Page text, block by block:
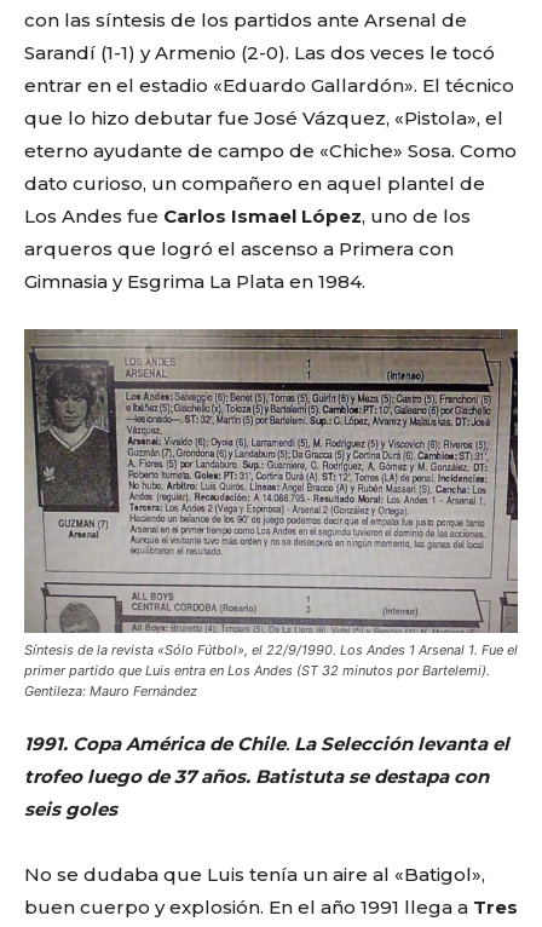
con las síntesis de los partidos ante Arsenal de
Sarandí (1-1) y Armenio (2-0). Las dos veces le tocó
entrar en el estadio «Eduardo Gallardón». El técnico
que lo hizo debutar fue José Vázquez, «Pistola», el
eterno ayudante de campo de «Chiche» Sosa. Como
dato curioso, un compañero en aquel plantel de
Los Andes fue Carlos Ismael López, uno de los
arqueros que logró el ascenso a Primera con
Gimnasia y Esgrima La Plata en 1984.
Síntesis de la revista «Sólo Fútbol», el 22/9/1990. Los Andes 1 Arsenal 1. Fue el
primer partido que Luis entra en Los Andes (ST 32 minutos por Bartelemi).
Gentileza: Mauro Fernández
1991. Copa América de Chile. La Selección levanta el
trofeo luego de 37 años. Batistuta se destapa con
seis goles
No se dudaba que Luis tenía un aire al «Batigol»,
buen cuerpo y explosión. En el año 1991 llega a Tres